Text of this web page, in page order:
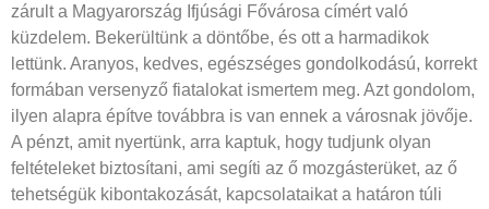
zárult a Magyarország Ifjúsági Fővárosa címért való
küzdelem. Bekerültünk a döntőbe, és ott a harmadikok
lettünk. Aranyos, kedves, egészséges gondolkodású, korrekt
formában versenyző fiatalokat ismertem meg. Azt gondolom,
ilyen alapra építve továbbra is van ennek a városnak jövője.
A pénzt, amit nyertünk, arra kaptuk, hogy tudjunk olyan
feltételeket biztosítani, ami segíti az ő mozgásterüket, az ő
tehetségük kibontakozását, kapcsolataikat a határon túli